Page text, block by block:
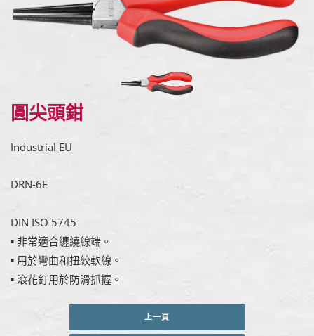
圓尖頭鉗
Industrial EU
DRN-6E
DIN ISO 5745
▪ 非常適合纏繞線端。
▪ 用於彎曲和扭絞軟線。
▪ 滾花釘用於防滑抓握。
上一頁